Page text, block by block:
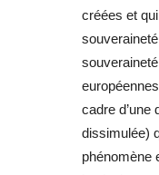
créées et
cadre d’une
dissimulée)
phénomène